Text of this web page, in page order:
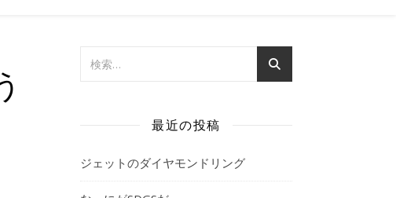
最近の投稿
ジェットのダイヤモンドリング